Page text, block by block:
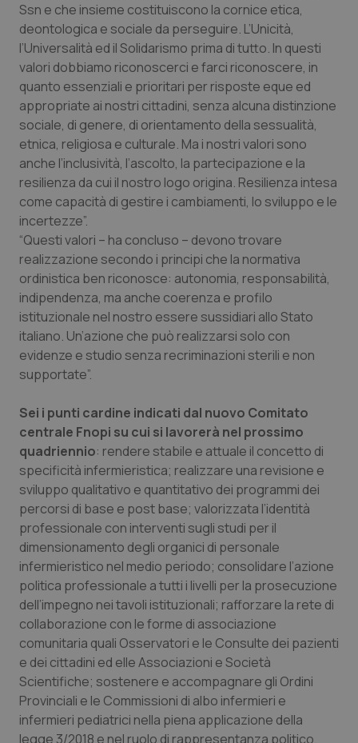
Valle D’Aosta
Veneto
Oncodermatologia
Oncoematologia
Oncologia & Nutrizione
Psoriasi & pelle
Quotidiano Cardiologia
Quotidiano Chirurgia
Quotidiano Oncologia
Quotidiano Pediatria
Rene & patologie urogenitali
Salute orale & impianti
Sangue & coagulazione
Tiroide
Tumore al seno
Tumore ovarico
Tumori del Polmone & Testa Collo
Tumori gastrointestinali
Ulcera & Reflusso
Vaccini
Ssn e che insieme costituiscono la cornice etica,
deontologica e sociale da perseguire. L’Unicità,
l’Universalità ed il Solidarismo prima di tutto. In questi
valori dobbiamo riconoscerci e farci riconoscere, in
quanto essenziali e prioritari per risposte eque ed
appropriate ai nostri cittadini, senza alcuna distinzione
sociale, di genere, di orientamento della sessualità,
etnica, religiosa e culturale. Ma i nostri valori sono
anche l’inclusività, l’ascolto, la partecipazione e la
resilienza da cui il nostro logo origina. Resilienza intesa
come capacità di gestire i cambiamenti, lo sviluppo e le
incertezze”.
“Questi valori – ha concluso – devono trovare
realizzazione secondo i principi che la normativa
ordinistica ben riconosce: autonomia, responsabilità,
indipendenza, ma anche coerenza e profilo
istituzionale nel nostro essere sussidiari allo Stato
italiano. Un’azione che può realizzarsi solo con
evidenze e studio senza recriminazioni sterili e non
supportate”.
Sei i punti cardine indicati dal nuovo Comitato
centrale Fnopi su cui si lavorerà nel prossimo
quadriennio: rendere stabile e attuale il concetto di
specificità infermieristica; realizzare una revisione e
sviluppo qualitativo e quantitativo dei programmi dei
percorsi di base e post base; valorizzata l’identità
professionale con interventi sugli studi per il
dimensionamento degli organici di personale
infermieristico nel medio periodo; consolidare l’azione
politica professionale a tutti i livelli per la prosecuzione
dell’impegno nei tavoli istituzionali; rafforzare la rete di
collaborazione con le forme di associazione
comunitaria quali Osservatori e le Consulte dei pazienti
e dei cittadini ed elle Associazioni e Società
Scientifiche; sostenere e accompagnare gli Ordini
Provinciali e le Commissioni di albo infermieri e
infermieri pediatrici nella piena applicazione della
legge 3/2018 e nel ruolo di rappresentanza politico.